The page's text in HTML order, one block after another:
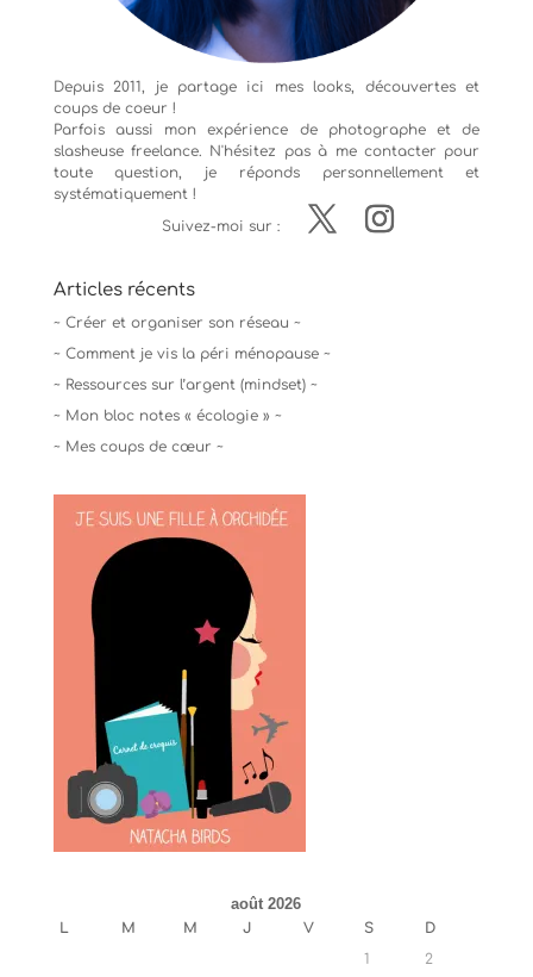
Depuis 2011, je partage ici mes looks, découvertes et
coups de coeur !
Parfois aussi mon expérience de photographeet de
slasheuse freelance. N'hésitez pas à me contacter pour
toute question, je réponds personnellement et
systématiquement !
Suivez-moi sur :
Articles récents
~ Créer et organiser son réseau ~
~ Comment je vis la péri ménopause ~
~ Ressources sur l’argent (mindset) ~
~ Mon bloc notes « écologie » ~
~ Mes coups de cœur ~
août 2026
L M M J V S
D
1
2